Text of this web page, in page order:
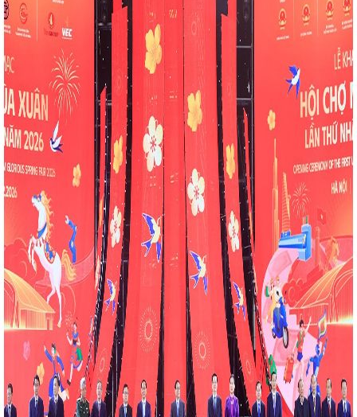
THÀNH CHI CỤC QUẢN LÝ THỊ TRƯỜNG THUỘC SỞ
đánh giá tình hình sản xuất công nghiệp, đảm
2024
Quy định xử phạt vi phạm hành chính
công nghiệp
Thực hiện tốt Cuộc vận động
Việt Nam”
Hà Tĩnh quán triệt các chuyên đề
động thực hiện Nghị quyết Đại hội Đảng bộ tỉnh
Việt Nam-Thái Lan tỉnh Hà Tĩnh lần thứ IV, nhiệm kỳ
vùng Bắc Trung bộ – Hà Tĩnh 2025 diễn ra từ
giới thiệu gần 50 sản phẩm đặc trưng, tiêu biểu
vực miền Trung – Tây Nguyên tổ chức tại thành
thăm Công ty TNHH Công nghệ bảo vệ môi trường
bóng chuyền hơi chào mừng chào mừng Đại hội
khai Chiến lược phát triển năng lượng hydrogen
đến năm 2050
Tổng Bí thư, Chủ tịch nước Tô
THỰC TRẠNG VÀ GIẢI PHÁP PHÁT TRIỂN
ĐỊA BÀN TỈNH HÀ TĨNH
Công điện về việc đảm
máy điện trong thời gian tới
Lý do dừng
quy định cũ
Hôm nay (22/5), khai mạc Kỳ họp
TÁC BỘ CÔNG THƯƠNG LÀM VIỆC VỚI SỞ CÔNG
kết Bản ghi nhớ hợp tác về bảo vệ người tiêu dùng
Đại sứ quán Liên hiệp Vương quốc Anh và Bắc Ai-
chất năm 2025 tại nhà máy nhiệt điện Vũng Áng II -
II
Nữ đoàn viên, người lao động ngành Công
“Tuần lễ Áo dài” năm 2024
Phát triển công
gắn với sản xuất, lắp ráp ô tô trong nước, phát
Bộ trưởng Nguyễn Hồng Diên giải trình, làm rõ
về phát triển năng lượng tái tạo
CĐN Công
kiểm tra Công đoàn cơ sở năm 2024
Đoàn
Công Thương về công tác chuẩn bị đại hội nhiệm